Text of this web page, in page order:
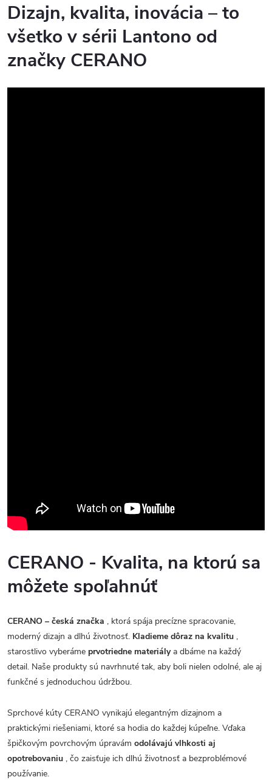
Dizajn, kvalita, inovácia – to
všetko v sérii Lantono od
značky CERANO
CERANO - Kvalita, na ktorú sa
môžete spoľahnúť
CERANO – česká značka , ktorá spája precízne spracovanie,
moderný dizajn a dlhú životnosť. Kladieme dôraz na kvalitu ,
starostlivo vyberáme prvotriedne materiálya dbáme na každý
detail. Naše produkty sú navrhnuté tak, aby boli nielen odolné, ale aj
funkčné s jednoduchou údržbou.
Sprchové kúty CERANO vynikajú elegantným dizajnom a
praktickými riešeniami, ktoré sa hodia do každej kúpeľne. Vďaka
špičkovým povrchovým úpravám odolávajú vlhkosti aj
opotrebovaniu , čo zaisťuje ich dlhú životnosť a bezproblémové
používanie.